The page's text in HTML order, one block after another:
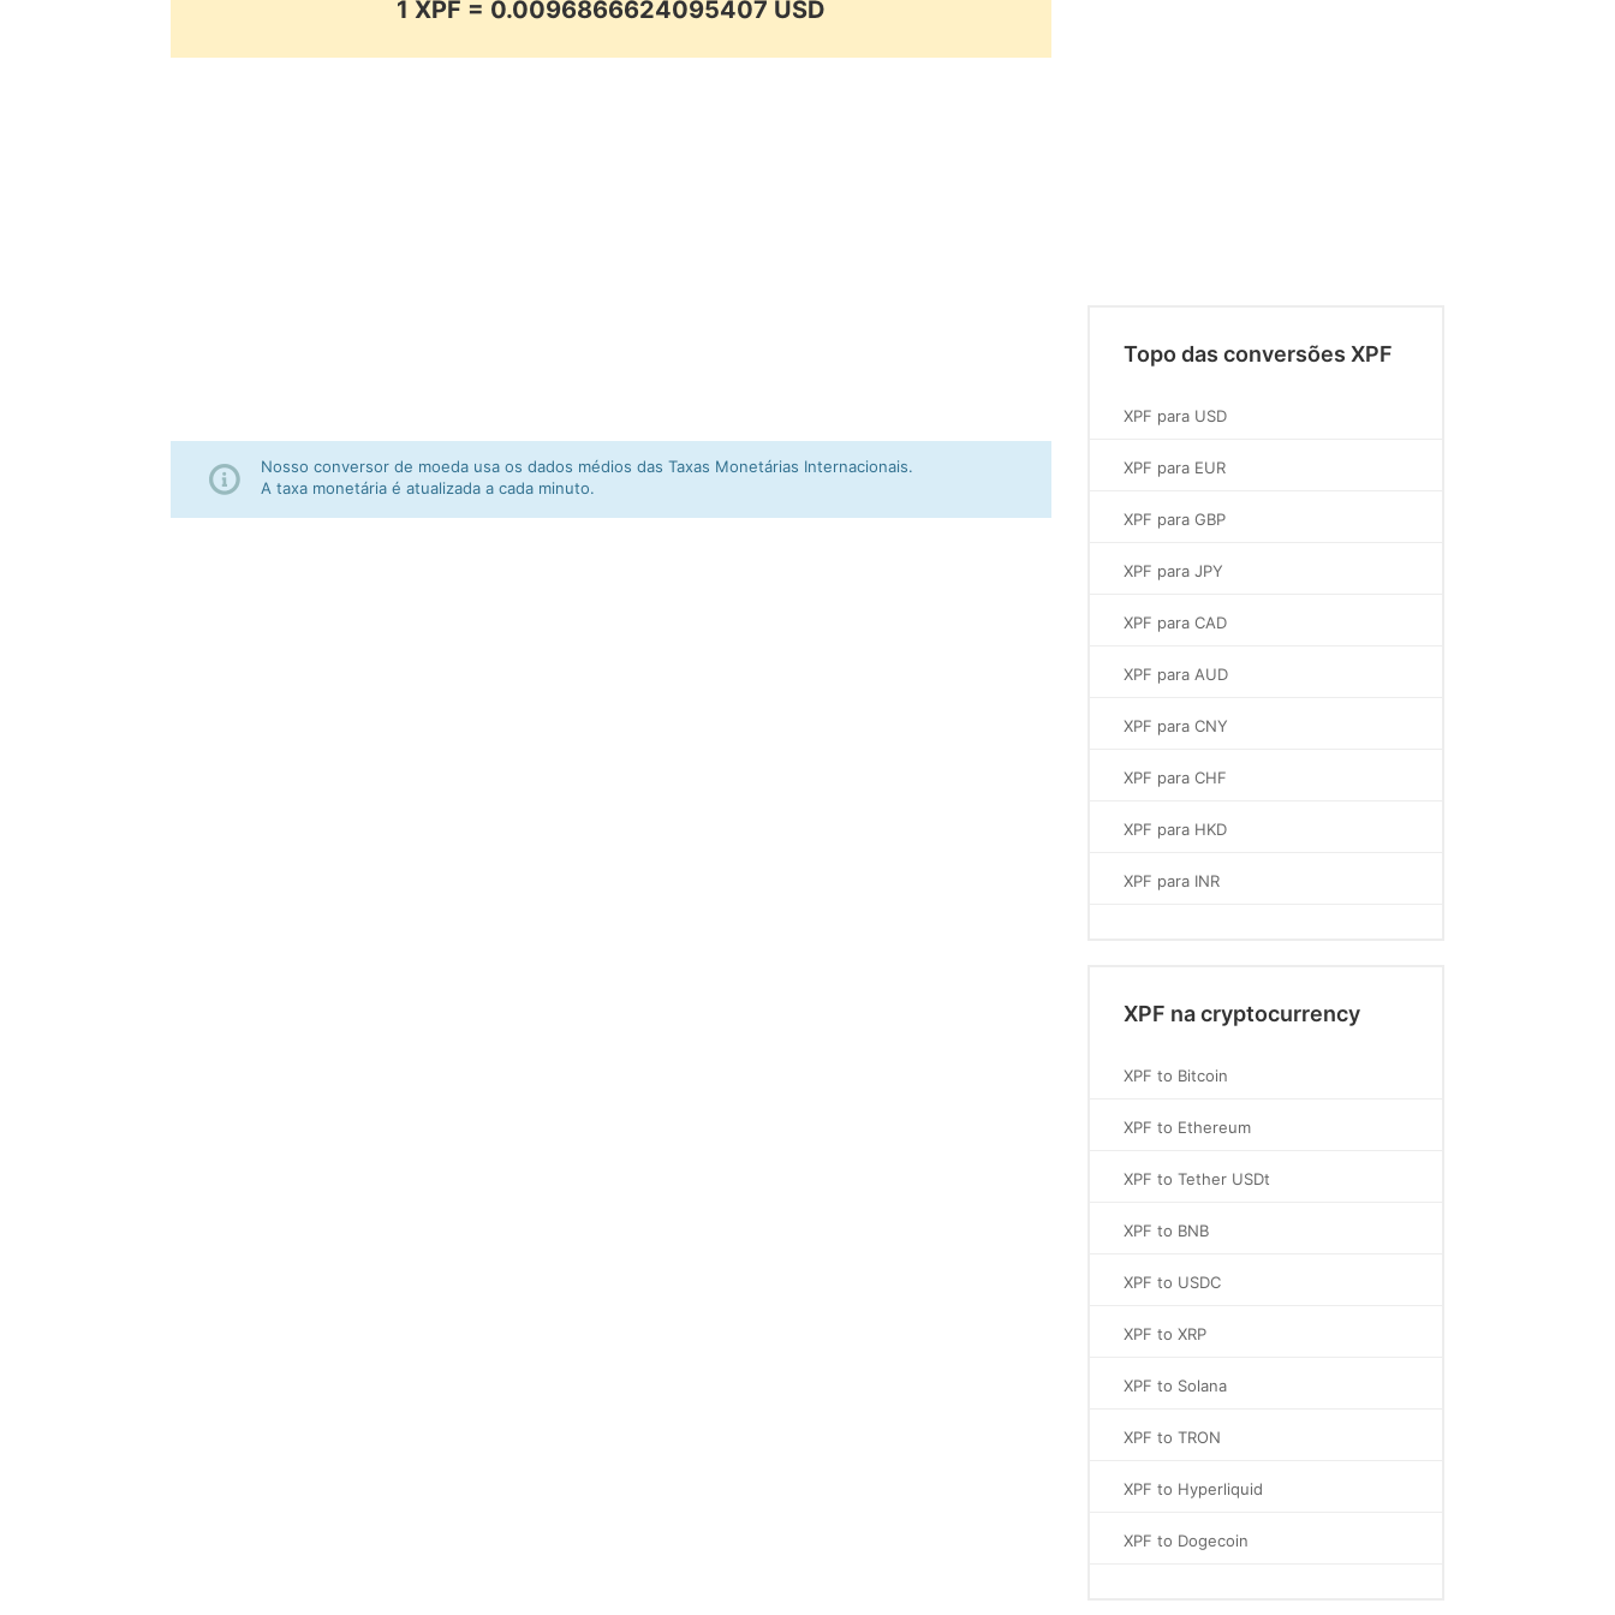
1 XPF = 0.0096866624095407 USD
Nosso conversor de moeda usa os dados médios das Taxas Monetárias Internacionais.
A taxa monetária é atualizada a cada minuto.
Topo das conversões XPF
XPF para USD
XPF para EUR
XPF para GBP
XPF para JPY
XPF para CAD
XPF para AUD
XPF para CNY
XPF para CHF
XPF para HKD
XPF para INR
XPF na cryptocurrency
XPF to Bitcoin
XPF to Ethereum
XPF to Tether USDt
XPF to BNB
XPF to USDC
XPF to XRP
XPF to Solana
XPF to TRON
XPF to Hyperliquid
XPF to Dogecoin